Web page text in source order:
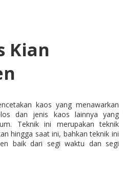
Kian
kaos yang menawarkan
dan jenis kaos lainnya yang
Teknik ini merupakan teknik
hingga saat ini, bahkan teknik ini
baik dari segi waktu dan segi